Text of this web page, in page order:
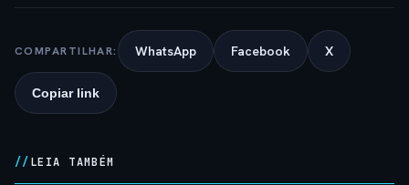
COMPARTILHAR: WhatsApp Facebook X
Copiar link
LEIA TAMBÉM